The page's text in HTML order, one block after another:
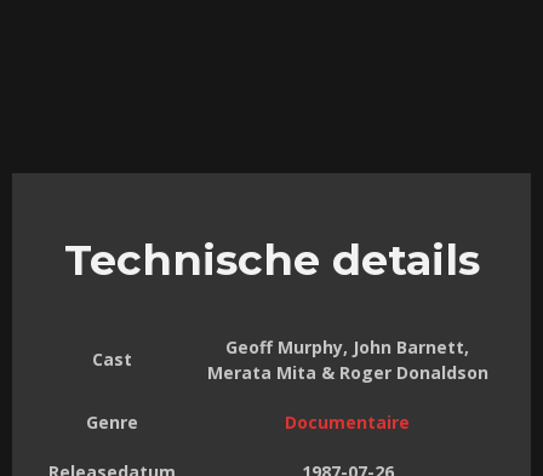
Technische details
Cast
Geoff Murphy, John Barnett,
Merata Mita & Roger Donaldson
Genre Documentaire